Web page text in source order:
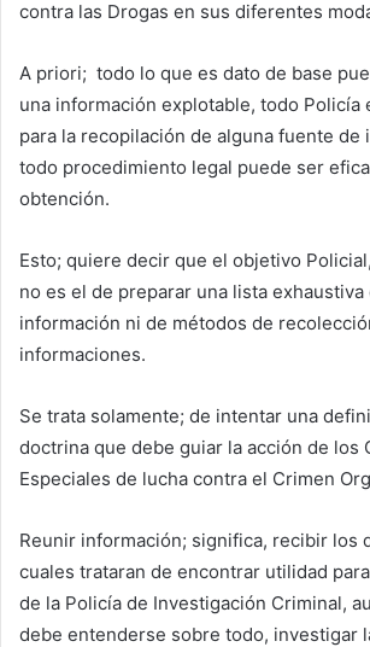
contra las Drogas en sus diferentes
A priori; todo lo que es dato de base
una información explotable, todo Policía
para la recopilación de alguna fuente de
todo procedimiento legal puede ser
obtención.
Esto; quiere decir que el objetivo
no es el de preparar una lista
información ni de métodos de
informaciones.
Se trata solamente; de intentar una
doctrina que debe guiar la acción de los
Especiales de lucha contra el Crimen
Reunir información; significa, recibir los
cuales trataran de encontrar utilidad
de la Policía de Investigación Criminal,
debe entenderse sobre todo, investigar